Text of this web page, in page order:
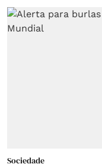
Sociedade